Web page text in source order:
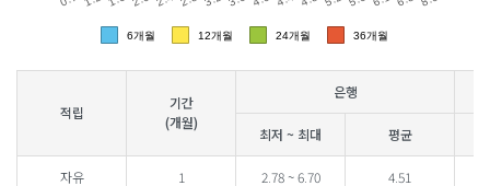
적립
기간
(개월)
은행
최저 ~ 최대 평균
자유 1 2.78 ~ 6.70 4.51